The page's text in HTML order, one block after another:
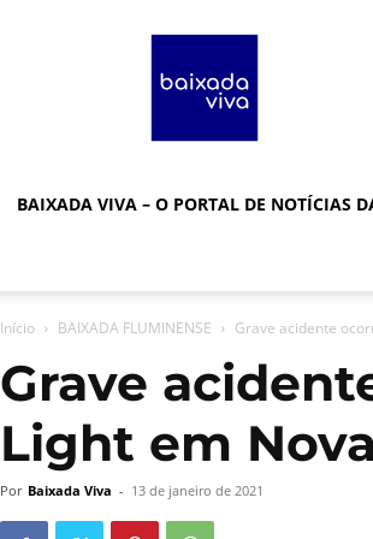
Viva
BAIXADA VIVA – O PORTAL DE NOTÍCIAS
Início BAIXADA FLUMINENSE Grave acidente
Grave
Light em
Por Baixada Viva - 13 de janeiro de 2021